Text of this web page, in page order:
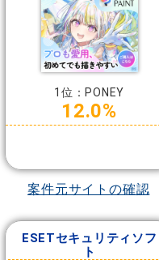
1位：PONEY
12.0%
案件元サイトの確認
ESETセキュリティソフ
ト